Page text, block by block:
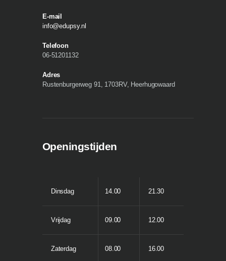
E-mail
info@edupsy.nl
Telefoon
06-51201132
Adres
Rustenburgerweg 91, 1703RV, Heerhugowaard
Openingstijden
Dinsdag 14.00 21.30
Vrijdag 09.00 12.00
Zaterdag 08.00 16.00